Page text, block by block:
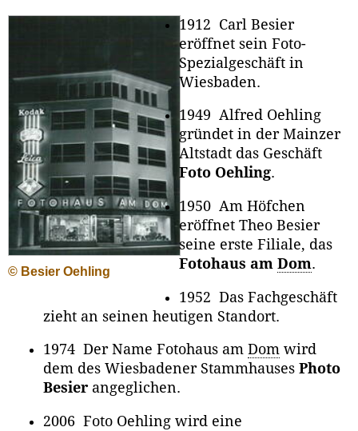
© Besier Oehling
1912 Carl Besier
eröffnet sein Foto-
Spezialgeschäft in
Wiesbaden.
1949 Alfred Oehling
gründet in der Mainzer
Altstadt das Geschäft
Foto Oehling.
1950 Am Höfchen
eröffnet Theo Besier
seine erste Filiale, das
Fotohaus am Dom.
1952 Das Fachgeschäft
zieht an seinen heutigen Standort.
1974 Der Name Fotohaus amDom wird
dem des Wiesbadener StammhausesPhoto
Besier angeglichen.
2006 Foto Oehling wird eine